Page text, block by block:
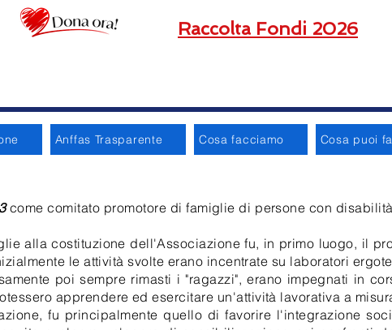
Raccolta Fondi 2026
Anffas Trasparente Cosa facciamo Cosa puoi
come comitato promotore di famiglie di persone con
alla costituzione dell'Associazione fu, in primo luogo, il
le attività svolte erano incentrate su laboratori
poi sempre rimasti i "ragazzi", erano impegnati in
apprendere ed esercitare un'attività lavorativa a
fu principalmente quello di favorire l'integrazione